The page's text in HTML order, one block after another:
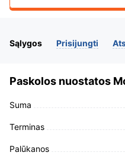
Sąlygos Prisijungti
Paskolos nuostatos
Suma
Terminas
Palūkanos